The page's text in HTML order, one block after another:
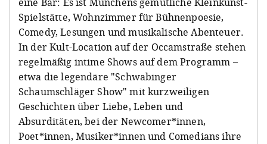
Spielstätte, Wohnzimmer für Bühnenpoesie,
Comedy, Lesungen und musikalische Abenteuer.
In der Kult-Location auf der Occamstraße stehen
regelmäßig intime Shows auf dem Programm –
etwa die legendäre "Schwabinger
Schaumschläger Show" mit kurzweiligen
Geschichten über Liebe, Leben und
Absurditäten, bei der Newcomer*innen,
Poet*innen, Musiker*innen und Comedians ihre